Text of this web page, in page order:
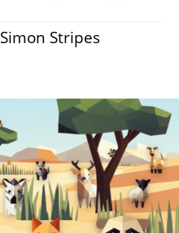
Simon Stripes